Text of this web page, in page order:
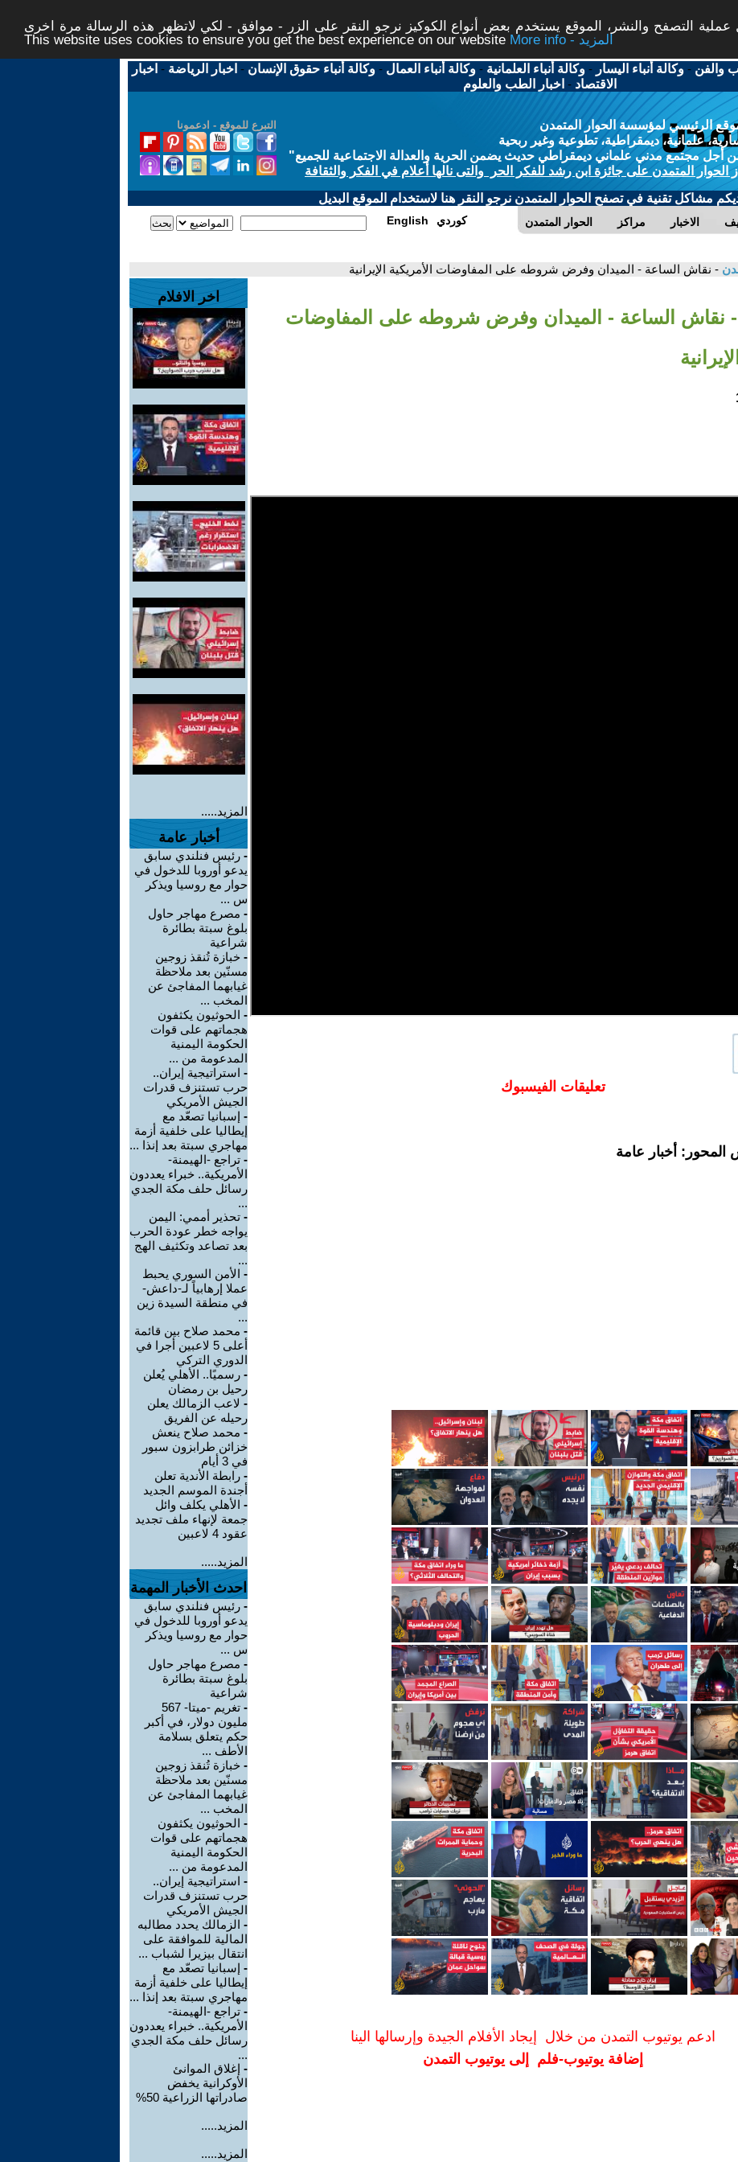
التصفح والنشر، الموقع يستخدم بعض أنواع الكوكيز نرجو النقر على الزر - موافق - لكي لاتظهر هذه الرسالة مرة اخرى -
This website uses cookies to ensure you get the best experience on our website
More info - المزيد
والفن -وكالة أنباء اليسار -وكالة أنباء العلمانية -وكالة أنباء العمال -وكالة أنباء حقوق الإنسان - اخبار الرياضة - اخبار
الاقتصاد - اخبار الطب والعلوم
التبرع للموقع - ادعمونا
الرئيسي لمؤسسة الحوار المتمدن
علمانية، ديمقراطية، تطوعية وغير ربحية
أجل مجتمع مدني علماني ديمقراطي حديث يضمن الحرية والعدالة الاجتماعية للجميع"
الحوار المتمدن على جائزة ابن رشد للفكر الحر والتى نالها أعلام في الفكر والثقافة
مشاكل تقنية في تصفح الحوار المتمدن نرجو النقر هنا لاستخدام الموقع البديل
الحوار المتمدن مراكز الاخبار English كوردي
- نقاش الساعة - الميدان وفرض شروطه على المفاوضات الأمريكية الإيرانية
- نقاش الساعة - الميدان وفرض شروطه على المفاوضات
تعليقات الفيسبوك
المحور: أخبار عامة
ادعم يوتيوب التمدن من خلال إيجاد الأفلام الجيدة وإرسالها الينا
إضافة يوتيوب-فلم إلى يوتيوب التمدن
اخر الافلام
المزيد.....
أخبار عامة
- رئيس فنلندي سابق
يدعو أوروبا للدخول في
حوار مع روسيا ويذكر
س ...
- مصرع مهاجر حاول
بلوغ سبتة بطائرة
شراعية
- خبازة تُنقذ زوجين
مسنّين بعد ملاحظة
غيابهما المفاجئ عن
المخب ...
- الحوثيون يكثفون
هجماتهم على قوات
الحكومة اليمنية
المدعومة من ...
- استراتيجية إيران..
حرب تستنزف قدرات
الجيش الأمريكي
- إسبانيا تصعّد مع
إيطاليا على خلفية أزمة
مهاجري سبتة بعد إنذا ...
- تراجع -الهيمنة-
الأمريكية.. خبراء يعددون
رسائل حلف مكة الجدي
...
- تحذير أممي: اليمن
يواجه خطر عودة الحرب
بعد تصاعد وتكثيف الهج
...
- الأمن السوري يحبط
عملا إرهابياً لـ-داعش-
في منطقة السيدة زين
...
- محمد صلاح بين قائمة
أعلى 5 لاعبين أجرا في
الدوري التركي
- رسميًا.. الأهلي يُعلن
رحيل بن رمضان
- لاعب الزمالك يعلن
رحيله عن الفريق
- محمد صلاح ينعش
خزائن طرابزون سبور
في 3 أيام
- رابطة الأندية تعلن
أجندة الموسم الجديد
- الأهلي يكلف وائل
جمعة لإنهاء ملف تجديد
عقود 4 لاعبين
المزيد.....
احدث الأخبار المهمة
- رئيس فنلندي سابق
يدعو أوروبا للدخول في
حوار مع روسيا ويذكر
س ...
- مصرع مهاجر حاول
بلوغ سبتة بطائرة
شراعية
-
تغريم -ميتا- 567
مليون دولار، في أكبر
حكم يتعلق بسلامة
الأطف ...
- خبازة تُنقذ زوجين
مسنّين بعد ملاحظة
غيابهما المفاجئ عن
المخب ...
- الحوثيون يكثفون
هجماتهم على قوات
الحكومة اليمنية
المدعومة من ...
- استراتيجية إيران..
حرب تستنزف قدرات
الجيش الأمريكي
- الزمالك يحدد مطالبه
المالية للموافقة على
انتقال بيزيرا لشباب ...
- إسبانيا تصعّد مع
إيطاليا على خلفية أزمة
مهاجري سبتة بعد إنذا ...
- تراجع -الهيمنة-
الأمريكية.. خبراء يعددون
رسائل حلف مكة الجدي
...
- إغلاق الموانئ
الأوكرانية يخفض
صادراتها الزراعية 50%
المزيد.....
المزيد.....